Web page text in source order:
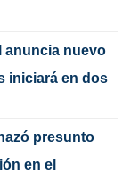
anuncia nuevo
iniciará en dos
presunto
en el